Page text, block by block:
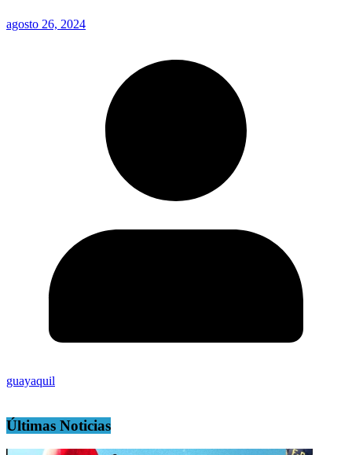
agosto 26, 2024
guayaquil
Últimas Noticias